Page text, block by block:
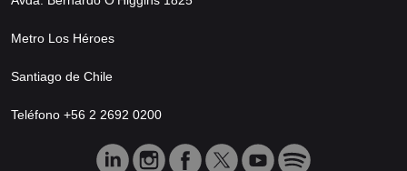
Metro Los Héroes
Santiago de Chile
Teléfono +56 2 2692 0200